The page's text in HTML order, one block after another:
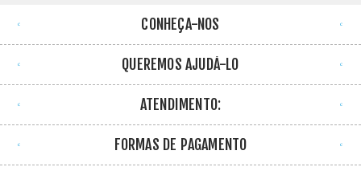
CONHEÇA-NOS
QUEREMOS AJUDÁ-LO
ATENDIMENTO:
FORMAS DE PAGAMENTO